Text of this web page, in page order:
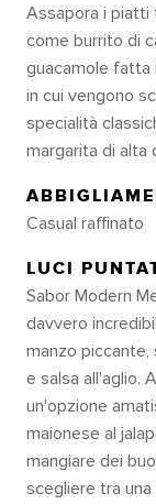
Assapora i piatti
come burrito di
guacamole fatta
in cui vengono
specialità
margarita di alta
Casual raffinato
LUCI
Sabor Modern
davvero
manzo
e salsa all'aglio.
un'opzione
maionese al
mangiare dei
scegliere tra